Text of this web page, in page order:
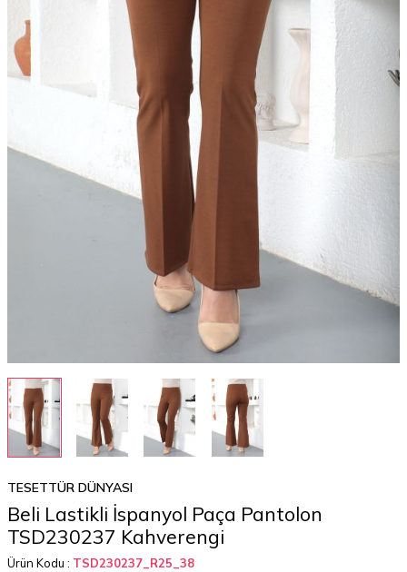
TESETTÜR DÜNYASI
Beli Lastikli İspanyol Paça Pantolon
TSD230237 Kahverengi
Ürün Kodu : TSD230237_R25_38